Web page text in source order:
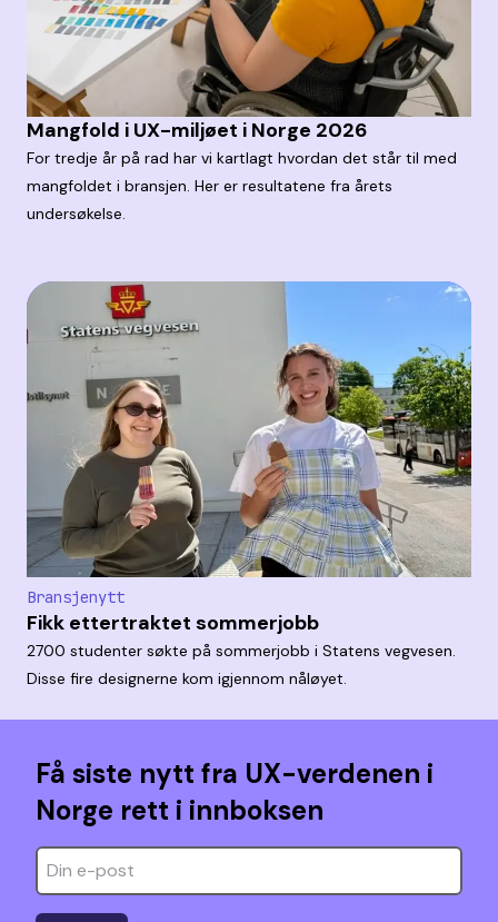
Mangfold i UX-miljøet i Norge 2026
For tredje år på rad har vi kartlagt hvordan det står til med
mangfoldet i bransjen. Her er resultatene fra årets
undersøkelse.
Bransjenytt
Fikk ettertraktet sommerjobb
2700 studenter søkte på sommerjobb i Statens vegvesen.
Disse fire designerne kom igjennom nåløyet.
Få siste nytt fra UX-verdenen i
Norge rett i innboksen